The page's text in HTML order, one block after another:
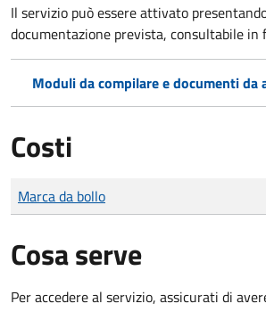
Il servizio può essere attivato
documentazione prevista, consultabile in
Moduli da compilare e documenti da
Costi
Tipo di pagamento
Importo
Marca da bollo
Cosa serve
Per accedere al servizio, assicurati di